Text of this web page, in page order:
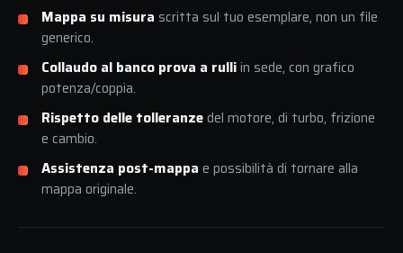
Mappa su misura scritta sul tuo esemplare, non un file
generico.
Collaudo al banco prova a rulliin sede, con grafico
potenza/coppia.
Rispetto delle tolleranzedel motore, di turbo, frizione
e cambio.
Assistenza post-mappa e possibilità di tornare alla
mappa originale.